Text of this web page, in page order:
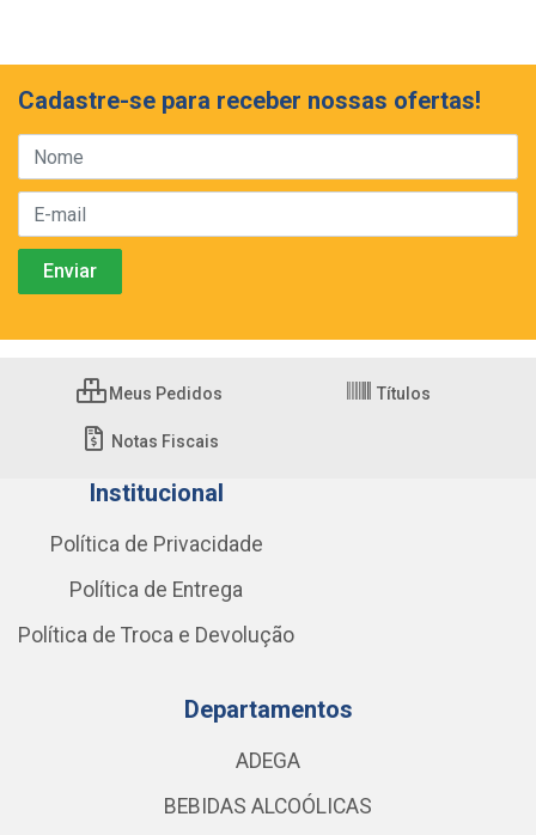
Cadastre-se para receber nossas ofertas!
Meus Pedidos Títulos
Notas Fiscais
Institucional
Política de Privacidade
Política de Entrega
Política de Troca e Devolução
Departamentos
ADEGA
BEBIDAS ALCOÓLICAS